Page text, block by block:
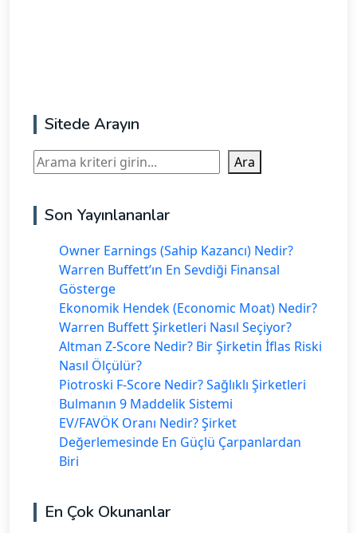
Sitede Arayın
Ara Ara
Son Yayınlananlar
Owner Earnings (Sahip Kazancı) Nedir?
Warren Buffett’ın En Sevdiği Finansal
Gösterge
Ekonomik Hendek (Economic Moat) Nedir?
Warren Buffett Şirketleri Nasıl Seçiyor?
Altman Z-Score Nedir? Bir Şirketin İflas Riski
Nasıl Ölçülür?
Piotroski F-Score Nedir? Sağlıklı Şirketleri
Bulmanın 9 Maddelik Sistemi
EV/FAVÖK Oranı Nedir? Şirket
Değerlemesinde En Güçlü Çarpanlardan
Biri
En Çok Okunanlar